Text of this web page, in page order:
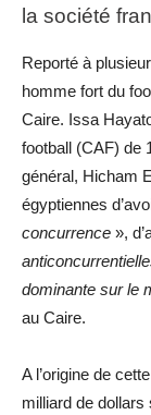
la société
Reporté à
homme fort du
Caire. Issa
football (CAF) de
général, Hicham
égyptiennes
concurrence »,
dominante sur le
au Caire.
A l’origine de
milliard de